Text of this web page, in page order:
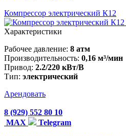
Компрессор электрический К12
Характеристики
Рабочее давление: 8 атм
Производительность: 0,16 м³/мин
Привод: 2.2/220 кВт/В
Тип: электрический
Арендовать
8 (929) 552 80 10
MAX
Telegram